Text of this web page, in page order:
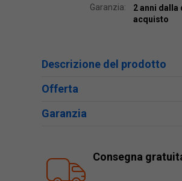
Garanzia:
2 anni dalla
acquisto
Descrizione del prodotto
Offerta
Garanzia
Consegna